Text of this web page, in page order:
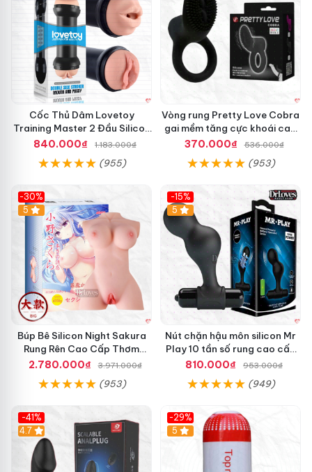
Cốc Thủ Dâm Lovetoy
Training Master 2 Đầu Silicon
Mềm Mại Tiện Lợi
840.000₫ 1.183.000₫
(955)
Vòng rung Pretty Love Cobra
gai mềm tăng cực khoái cao
cấp chính hãng
370.000₫ 536.000₫
(953)
-30%
Hot
5
Búp Bê Silicon Night Sakura
Rung Rên Cao Cấp Thơm
Mượt
2.780.000₫ 3.971.000₫
(953)
-15%
Hot
5
Nút chặn hậu môn silicon Mr
Play 10 tần số rung cao cấp
tăng khoái cảm
810.000₫ 953.000₫
(949)
-41%
Hot
4.7
-29%
5